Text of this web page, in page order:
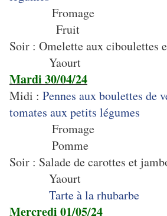
Fromage
Fruit
Soir : Omelette aux ciboulettes
Yaourt
Mardi 30/04/24
Midi : Pennes aux boulettes de
tomates aux petits légumes
Fromage
Pomme
Soir : Salade de carottes et
Yaourt
Tarte à la rhubarbe
Mercredi 01/05/24